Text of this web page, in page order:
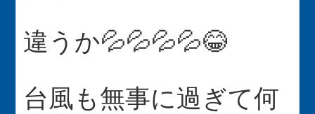
違うか💦💦💦💦😂
台風も無事に過ぎて何